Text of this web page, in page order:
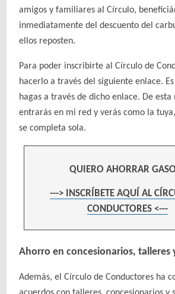
amigos y familiares al Círculo,
inmediatamente del descuento del
ellos reposten.
Para poder inscribirte al Círculo de
hacerlo a través del siguiente enlace.
hagas a través de dicho enlace. De esta
entrarás en mi red y verás como la
se completa sola.
QUIERO AHORRAR
---> INSCRÍBETE AQUÍ AL
CONDUCTORES <---
Ahorro en concesionarios, talleres
Además, el Círculo de Conductores ha